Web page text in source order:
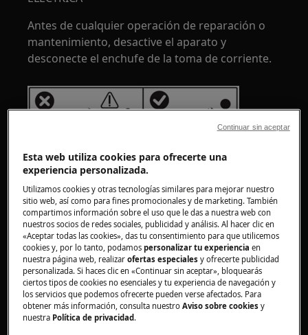
Antes de cualquier operación de reparación o
mantenimiento, desactive el aparato y
desconecte el enchufe de la toma de corriente.
¡ADVERTENCIA!RIESGO DE LESIÓN
Siempre tenga cuidado al mover
Esta web utiliza cookies para ofrecerte una
experiencia personalizada.
Utilizamos cookies y otras tecnologías similares para mejorar nuestro
sitio web, así como para fines promocionales y de marketing. También
compartimos información sobre el uso que le das a nuestra web con
nuestros socios de redes sociales, publicidad y análisis. Al hacer clic en
«Aceptar todas las cookies», das tu consentimiento para que utilicemos
cookies y, por lo tanto, podamospersonalizar tu experienciaen
nuestra página web, realizarofertas especiales y ofrecerte publicidad
personalizada. Si haces clic en «Continuar sin aceptar», bloquearás
ciertos tipos de cookies no esenciales y tu experiencia de navegación y
los servicios que podemos ofrecerte pueden verse afectados. Para
obtener más información, consulta nuestroAviso sobre cookies y
nuestra Política de privacidad.
Continuar sin aceptar